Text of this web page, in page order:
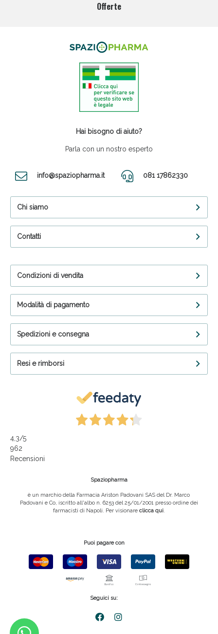
Offerte
Hai bisogno di aiuto?
Parla con un nostro esperto
info@spaziopharma.it 081 17862330
Chi siamo
Contatti
Condizioni di vendita
Modalità di pagamento
Spedizioni e consegna
Resi e rimborsi
4,3/5
962
Recensioni
Spaziopharma
è un marchio della Farmacia Ariston Padovani SAS del Dr. Marco
Padovani e Co, iscritto all'albo n. 6253 del 25/01/2001 presso ordine dei
farmacisti di Napoli. Per visionare clicca qui.
Puoi pagare con
Seguici su: